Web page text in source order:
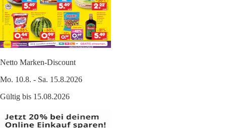
Netto Marken-Discount
Mo. 10.8. - Sa. 15.8.2026
Gültig bis 15.08.2026